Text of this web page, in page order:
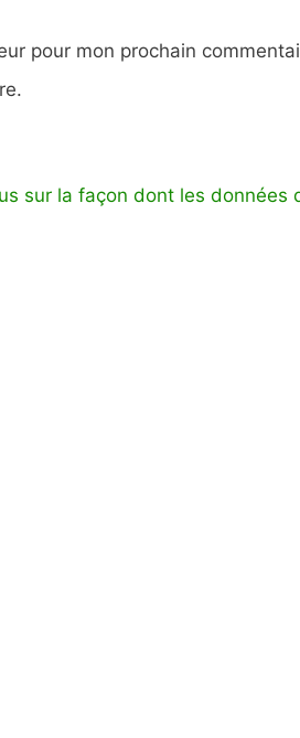
pour mon prochain
sur la façon dont les données